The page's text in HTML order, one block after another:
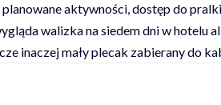
planowane aktywności, dostęp do
walizka na siedem dni w hotelu
inaczej mały plecak zabierany do